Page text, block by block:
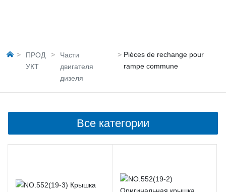
ПРОД
УКТ
Части
двигателя
дизеля
Pièces de rechange pour
rampe commune
Все категории